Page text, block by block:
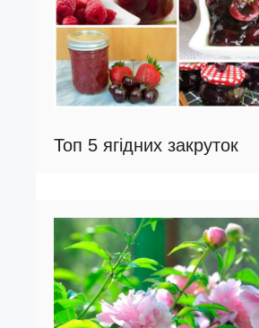
Топ 5 ягідних закруток